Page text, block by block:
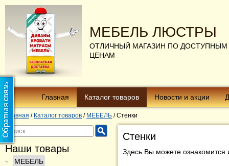
МЕБЕЛЬ ЛЮСТРЫ
ОТЛИЧНЫЙ МАГАЗИН ПО ДОСТУПНЫМ
ЦЕНАМ
Главная Каталог товаров Новости и акции
Главная / Каталог товаров / МЕБЕЛЬ / Стенки
Наши товары
МЕБЕЛЬ
Стенки
Здесь Вы можете